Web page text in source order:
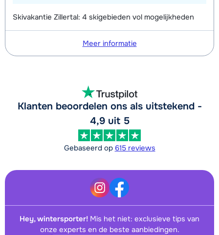
Skivakantie Zillertal: 4 skigebieden vol mogelijkheden
Meer informatie
Klanten beoordelen ons als uitstekend -
4,9 uit 5
Gebaseerd op 615 reviews
Hey, wintersporter! Mis het niet: exclusieve tips van
onze experts en de beste aanbiedingen.